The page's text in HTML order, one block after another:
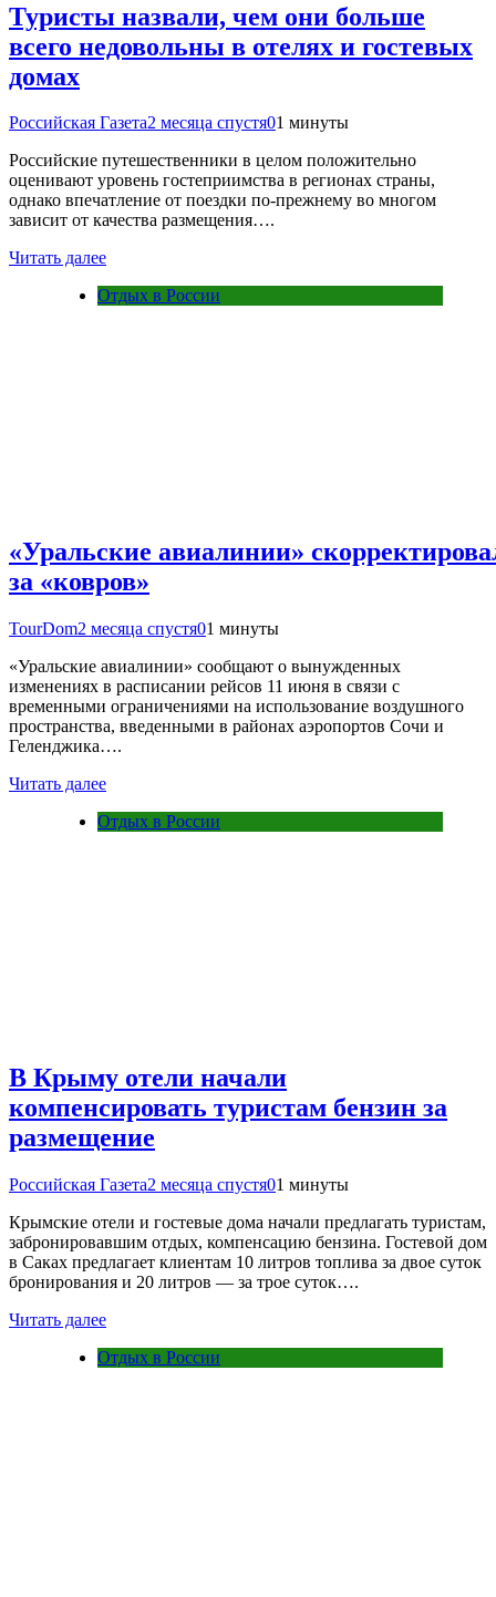
Туристы назвали, чем они больше
всего недовольны в отелях и гостевых
домах
Российская Газета2 месяца спустя01 минуты
Российские путешественники в целом положительно
оценивают уровень гостеприимства в регионах страны,
однако впечатление от поездки по-прежнему во многом
зависит от качества размещения….
Читать далее
Отдых в России
«Уральские авиалинии»
за «ковров»
TourDom2 месяца спустя01 минуты
«Уральские авиалинии» сообщают о вынужденных
изменениях в расписании рейсов 11 июня в связи с
временными ограничениями на использование воздушного
пространства, введенными в районах аэропортов Сочи и
Геленджика….
Читать далее
Отдых в России
В Крыму отели начали
компенсировать туристам бензин за
размещение
Российская Газета2 месяца спустя01 минуты
Крымские отели и гостевые дома начали предлагать туристам,
забронировавшим отдых, компенсацию бензина. Гостевой дом
в Саках предлагает клиентам 10 литров топлива за двое суток
бронирования и 20 литров — за трое суток….
Читать далее
Отдых в России